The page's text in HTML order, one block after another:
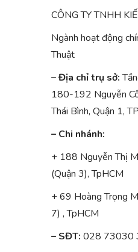
CÔNG TY TNHH
Ngành hoạt động
Thuật
– Địa chỉ trụ sở:
180-192 Nguyễn
Thái Bình, Quận 1,
– Chi nhánh:
+ 188 Nguyễn Thị
(Quận 3), TpHCM
+ 69 Hoàng Trọng
7) , TpHCM
– SĐT: 028 73030